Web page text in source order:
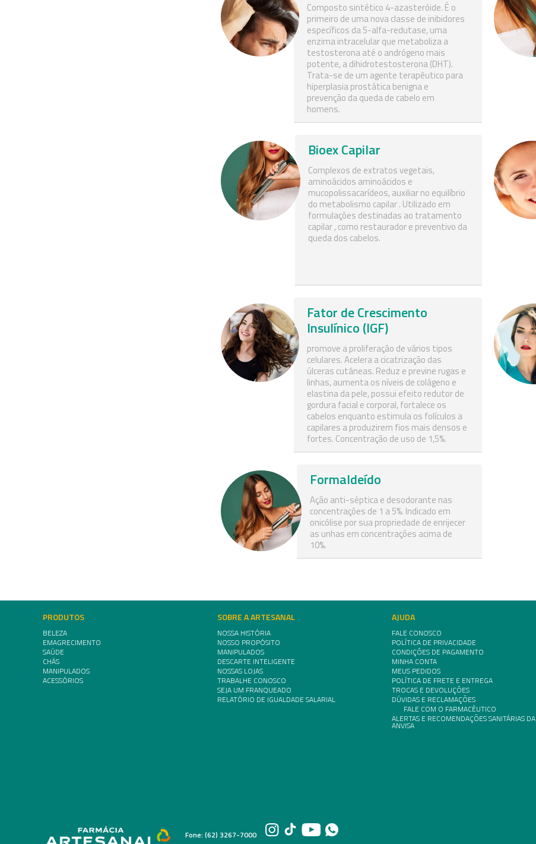
Composto sintético 4-azasteróide. É o
primeiro de uma nova classe de inibidores
específicos da 5-alfa-redutase, uma
enzima intracelular que metaboliza a
testosterona até o andrógeno mais
potente, a dihidrotestosterona (DHT).
Trata-se de um agente terapêutico para
hiperplasia prostática benigna e
prevenção da queda de cabelo em
homens.
Bioex Capilar
Complexos de extratos vegetais,
aminoácidos aminoácidos e
mucopolissacarídeos, auxiliar no equilíbrio
do metabolismo capilar . Utilizado em
formulações destinadas ao tratamento
capilar , como restaurador e preventivo da
queda dos cabelos.
Fator de Crescimento
Insulínico (IGF)
promove a proliferação de vários tipos
celulares. Acelera a cicatrização das
úlceras cutâneas. Reduz e previne rugas e
linhas, aumenta os níveis de colágeno e
elastina da pele, possui efeito redutor de
gordura facial e corporal, fortalece os
cabelos enquanto estimula os folículos a
capilares a produzirem fios mais densos e
fortes. Concentração de uso de 1,5%.
Formaldeído
Ação anti-séptica e desodorante nas
concentrações de 1 a 5%. Indicado em
onicólise por sua propriedade de enrijecer
as unhas em concentrações acima de
10%.
PRODUTOS
BELEZA
EMAGRECIMENTO
SAÚDE
CHÁS
MANIPULADOS
ACESSÓRIOS
SOBRE A ARTESANAL
NOSSA HISTÓRIA
NOSSO PROPÓSITO
MANIPULADOS
DESCARTE INTELIGENTE
NOSSAS LOJAS
TRABALHE CONOSCO
SEJA UM FRANQUEADO
RELATÓRIO DE IGUALDADE SALARIAL
AJUDA
FALE CONOSCO
POLÍTICA DE PRIVACIDADE
CONDIÇÕES DE PAGAMENTO
MINHA CONTA
MEUS PEDIDOS
POLÍTICA DE FRETE E ENTREGA
TROCAS E DEVOLUÇÕES
DÚVIDAS E RECLAMAÇÕES
FALE COM O FARMACÊUTICO
ALERTAS E RECOMENDAÇÕES SANITÁRIAS DA
ANVISA
Fone: (62) 3267-7000